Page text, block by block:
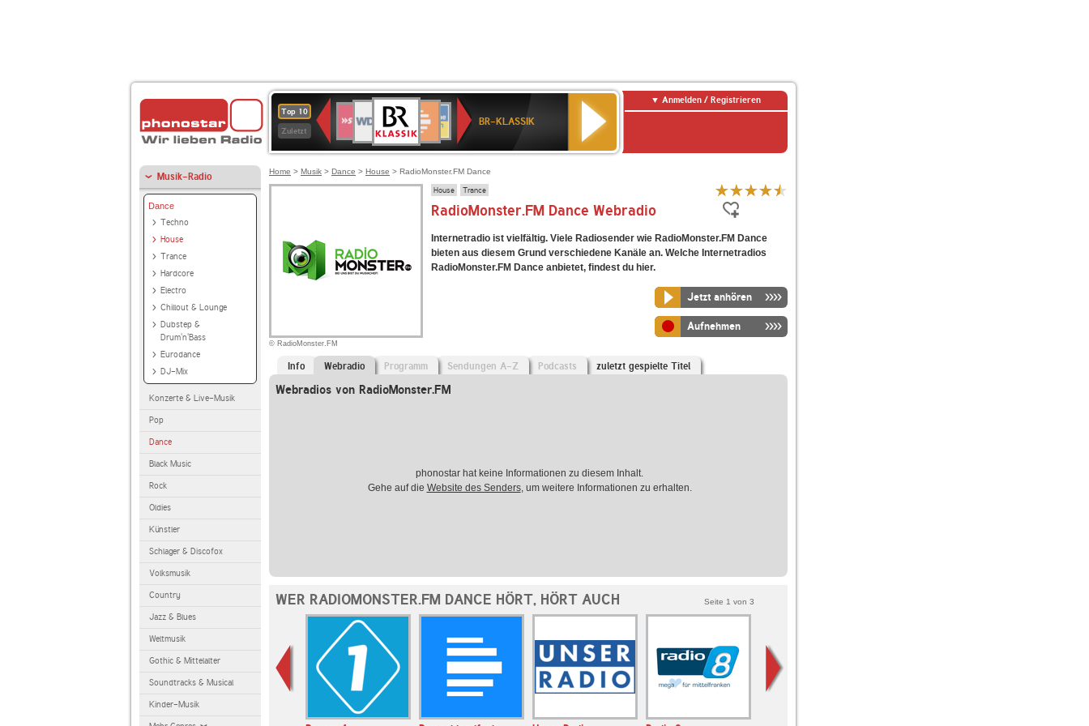
Top 10
Zuletzt
Deutschlandfunk
80er
90er
OLDIE
ANTENNE
4
BR-
KLASSIK
Deutschlandfunk
Kultur
ANTENNE
BAYERN
SWR
Kultur
NDR
2
BR-KLASSIK
Anmelden / Registrieren
Musik-Radio
Dance
Techno
House
Trance
Hardcore
Electro
Chillout & Lounge
Dubstep &
Drum'n'Bass
Eurodance
DJ-Mix
Konzerte & Live-Musik
Pop
Dance
Black Music
Rock
Oldies
Künstler
Schlager & Discofox
Volksmusik
Country
Jazz & Blues
Weltmusik
Gothic & Mittelalter
Soundtracks & Musical
Kinder-Musik
Home > Musik > Dance > House > RadioMonster.FM Dance
© RadioMonster.FM
House Trance
RadioMonster.FM Dance Webradio
Internetradio ist vielfältig. Viele Radiosender wie RadioMonster.FM Dance
bieten aus diesem Grund verschiedene Kanäle an. Welche Internetradios
RadioMonster.FM Dance anbietet, findest du hier.
Jetzt anhören
Aufnehmen
Info Webradio Programm Sendungen A-Z Podcasts zuletzt gespielte Titel
Webradios von RadioMonster.FM
phonostar hat keine Informationen zu diesem Inhalt.
Gehe auf die Website des Senders, um weitere Informationen zu erhalten.
WER RADIOMONSTER.FM DANCE HÖRT, HÖRT AUCH Seite 1 von 3